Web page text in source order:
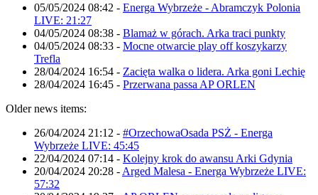
05/05/2024 08:42 - Energa Wybrzeże - Abramczyk Polonia
LIVE: 21:27
04/05/2024 08:38 - Blamaż w górach. Arka traci punkty
04/05/2024 08:33 - Mocne otwarcie play off koszykarzy
Trefla
28/04/2024 16:54 - Zacięta walka o lidera. Arka goni Lechię
28/04/2024 16:45 - Przerwana passa AP ORLEN
Older news items:
26/04/2024 21:12 - #OrzechowaOsada PSŻ - Energa
Wybrzeże LIVE: 45:45
22/04/2024 07:14 - Kolejny krok do awansu Arki Gdynia
20/04/2024 20:28 - Arged Malesa - Energa Wybrzeże LIVE:
57:32